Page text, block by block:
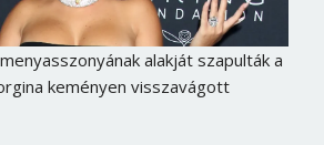
alakját szapulták a
keményen visszavágott